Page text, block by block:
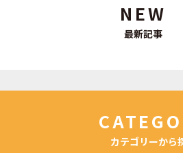
NEW
最新記事
カテゴリーから